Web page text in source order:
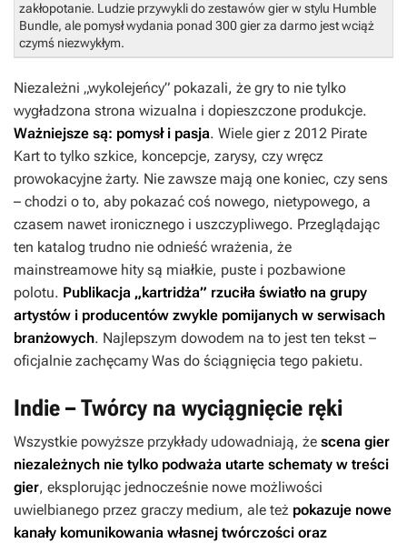
zakłopotanie. Ludzie przywykli do zestawów gier w stylu Humble
Bundle, ale pomysł wydania ponad 300 gier za darmo jest wciąż
czymś niezwykłym.
Niezależni „wykolejeńcy” pokazali, że gry to nie tylko
wygładzona strona wizualna i dopieszczone produkcje.
Ważniejsze są: pomysł i pasja. Wiele gier z 2012 Pirate
Kart to tylko szkice, koncepcje, zarysy, czy wręcz
prowokacyjne żarty. Nie zawsze mają one koniec, czy sens
– chodzi o to, aby pokazać coś nowego, nietypowego, a
czasem nawet ironicznego i uszczypliwego. Przeglądając
ten katalog trudno nie odnieść wrażenia, że
mainstreamowe hity są miałkie, puste i pozbawione
polotu. Publikacja „kartridża” rzuciła światło na grupy
artystów i producentów zwykle pomijanych w serwisach
branżowych. Najlepszym dowodem na to jest ten tekst –
oficjalnie zachęcamy Was do ściągnięcia tego pakietu.
Indie – Twórcy na wyciągnięcie ręki
Wszystkie powyższe przykłady udowadniają, że scena gier
niezależnych nie tylko podważa utarte schematy w treści
gier, eksplorując jednocześnie nowe możliwości
uwielbianego przez graczy medium, ale też pokazuje nowe
kanały komunikowania własnej twórczości oraz